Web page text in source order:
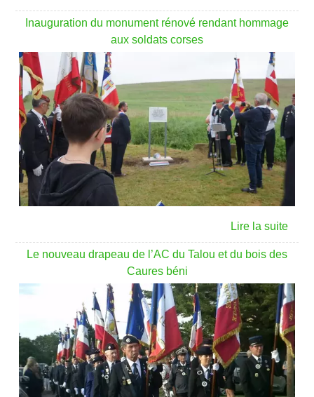
Inauguration du monument rénové rendant hommage
aux soldats corses
Le nouveau drapeau de l’AC du Talou et du bois des
Caures béni